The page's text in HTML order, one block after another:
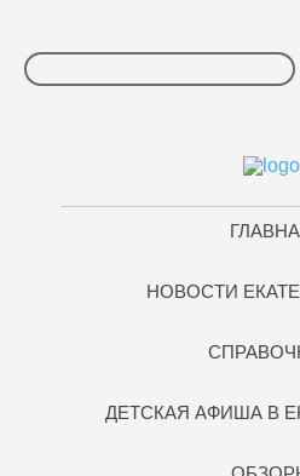
НОВОСТИ
ДЕТСКАЯ АФИША В